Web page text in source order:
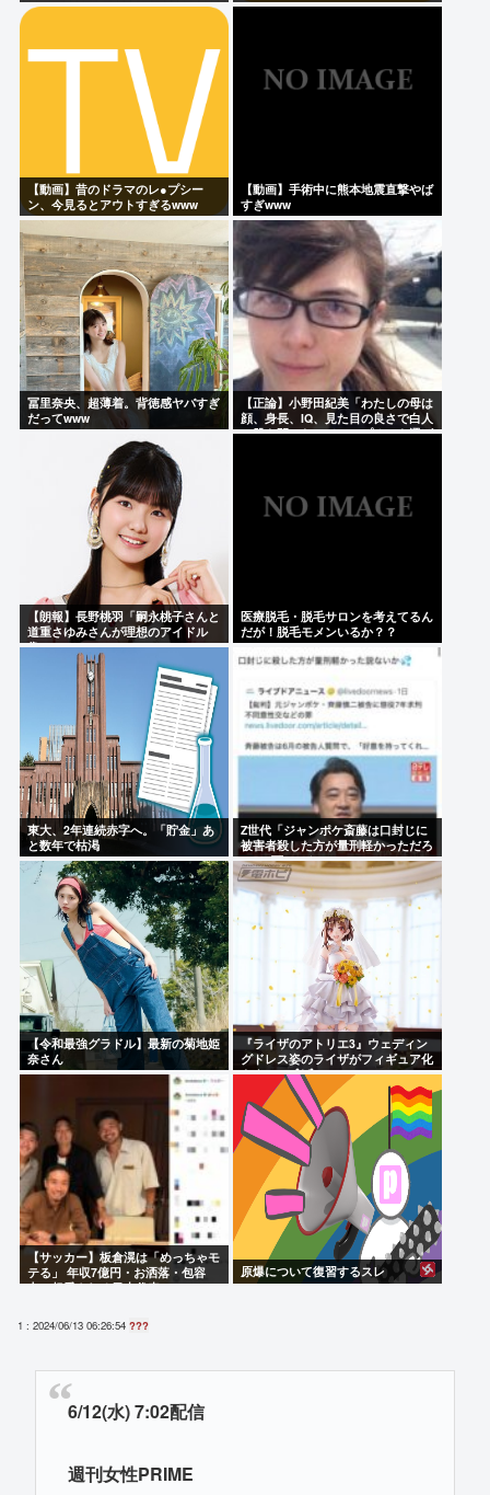
【動画】昔のドラマのレ●プシー
ン、今見るとアウトすぎるwww
【動画】手術中に熊本地震直撃やば
すぎwww
冨里奈央、超薄着。背徳感ヤバすぎ
だってwww
【正論】小野田紀美「わたしの母は
顔、身長、IQ、見た目の良さで白人
に股を開いた。ジャップオスを選ば
【朗報】長野桃羽「嗣永桃子さんと
道重さゆみさんが理想のアイドル
像」
医療脱毛・脱毛サロンを考えてるん
だが！脱毛モメンいるか？？
東大、2年連続赤字へ。「貯金」あ
と数年で枯渇
Z世代「ジャンポケ斎藤は口封じに
被害者殺した方が量刑軽かっただろ
」←1万いいね❤️
【令和最強グラドル】最新の菊地姫
奈さん
『ライザのアトリエ3』ウェディン
グドレス姿のライザがフィギュア化
キタ───(ﾟ∀ﾟ)───!!!!!
【サッカー】板倉滉は「めっちゃモ
テる」 年収7億円・お洒落・包容
力…超愛される日本代表
原爆について復習するスレ
1 : 2024/06/13 06:26:54 ???
6/12(水) 7:02配信
週刊女性PRIME